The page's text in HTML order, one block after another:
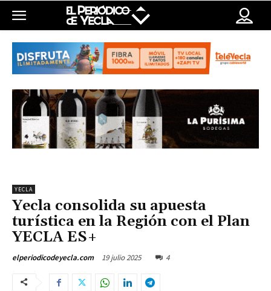
YECLA
Yecla consolida su apuesta
turística en la Región con el Plan
YECLA ES+
elperiodicodeyecla.com 19 julio 2025 4